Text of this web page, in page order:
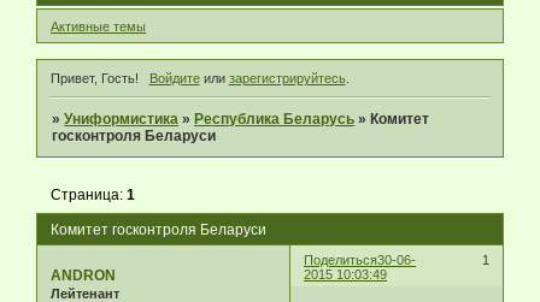
Активные темы
Привет, Гость! Войдитеили зарегистрируйтесь.
»Униформистика » Республика Беларусь » Комитет
госконтроля Беларуси
Комитет госконтроля Беларуси
Страница:1
Поделиться 1
30-06-
2015 10:03:49
ANDRON
Лейтенант